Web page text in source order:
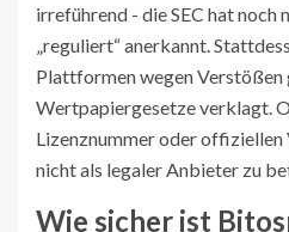
irreführend - die SEC hat noch
„reguliert“ anerkannt.
Plattformen wegen Verstößen
Wertpapiergesetze verklagt.
Lizenznummer oder
nicht als legaler Anbieter zu
Wie sicher ist